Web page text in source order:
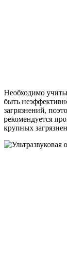
Необходимо
быть
загрязнений,
рекомендуется
крупных